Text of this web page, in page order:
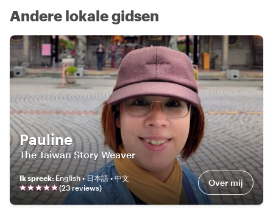
Andere lokale gidsen
Pauline
The Taiwan Story Weaver
Ik spreek:English • 日本語 • 中文
(23 reviews) Over mij